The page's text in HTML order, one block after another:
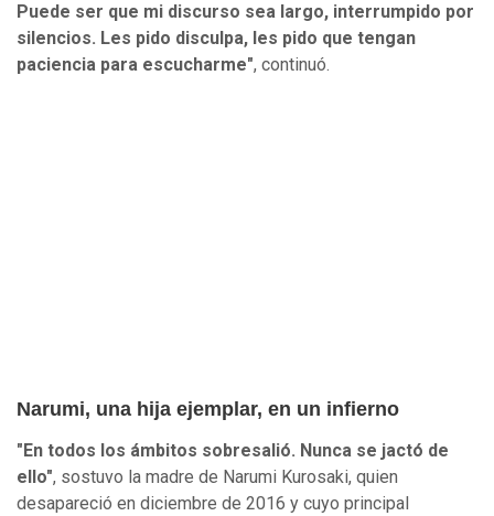
Puede ser que mi discurso sea largo, interrumpido por
silencios. Les pido disculpa, les pido que tengan
paciencia para escucharme", continuó.
Narumi, una hija ejemplar, en un infierno
"En todos los ámbitos sobresalió. Nunca se jactó de
ello", sostuvo la madre de Narumi Kurosaki, quien
desapareció en diciembre de 2016 y cuyo principal